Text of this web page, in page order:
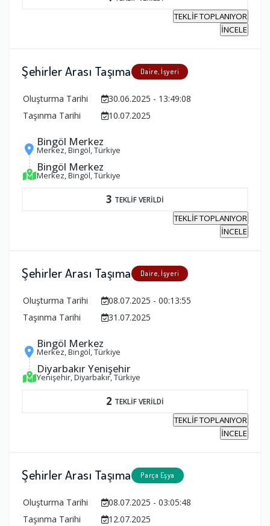
TEKLİF TOPLANIYOR
İNCELE
Şehirler Arası Taşıma Daire, İşyeri
Oluşturma Tarihi
30.06.2025 - 13:49:08
Taşınma Tarihi
10.07.2025
Bingöl Merkez
Merkez, Bingöl, Türkiye
Bingöl Merkez
Merkez, Bingöl, Türkiye
3 TEKLİF VERİLDİ
TEKLİF TOPLANIYOR
İNCELE
Şehirler Arası Taşıma Daire, İşyeri
Oluşturma Tarihi
08.07.2025 - 00:13:55
Taşınma Tarihi
31.07.2025
Bingöl Merkez
Merkez, Bingöl, Türkiye
Diyarbakır Yenişehir
Yenişehir, Diyarbakır, Türkiye
2 TEKLİF VERİLDİ
TEKLİF TOPLANIYOR
İNCELE
Şehirler Arası Taşıma Parça Eşya
Oluşturma Tarihi
08.07.2025 - 03:05:48
Taşınma Tarihi
12.07.2025